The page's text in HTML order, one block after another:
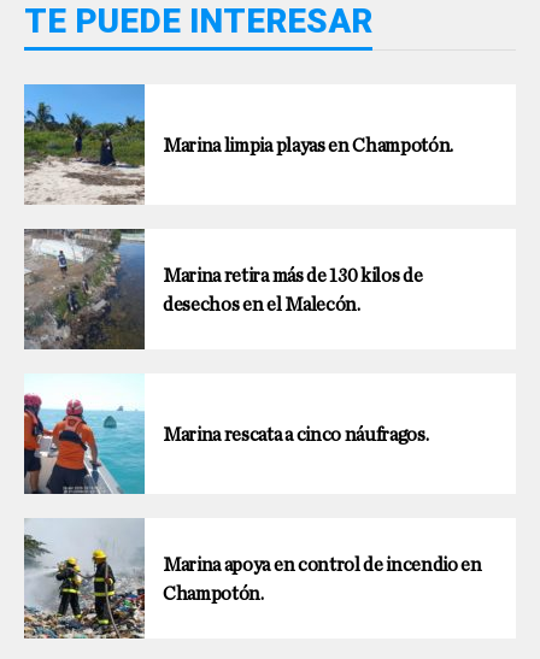
TE PUEDE INTERESAR
Marina limpia playas en Champotón.
Marina retira más de 130 kilos de
desechos en el Malecón.
Marina rescata a cinco náufragos.
Marina apoya en control de incendio en
Champotón.